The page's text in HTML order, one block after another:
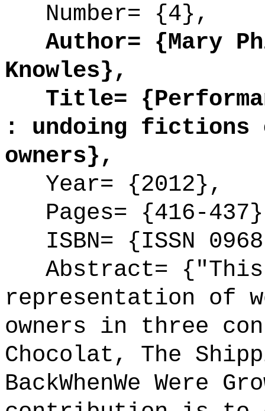
Number= {4},
Author= {Mary
Knowles},
Title=
: undoing fictions
owners},
Year= {2012},
Pages= {416-
ISBN= {ISSN
Abstract=
representation of
owners in three
Chocolat, The
BackWhenWe Were